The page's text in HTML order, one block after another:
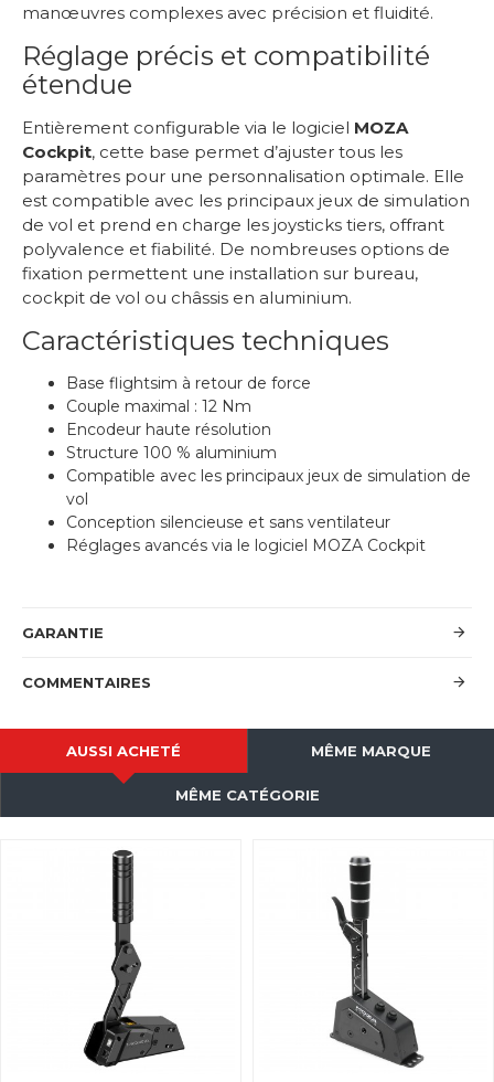
manœuvres complexes avec précision et fluidité.
Réglage précis et compatibilité
étendue
Entièrement configurable via le logiciel MOZA
Cockpit, cette base permet d’ajuster tous les
paramètres pour une personnalisation optimale. Elle
est compatible avec les principaux jeux de simulation
de vol et prend en charge les joysticks tiers, offrant
polyvalence et fiabilité. De nombreuses options de
fixation permettent une installation sur bureau,
cockpit de vol ou châssis en aluminium.
Caractéristiques techniques
Base flightsim à retour de force
Couple maximal : 12 Nm
Encodeur haute résolution
Structure 100 % aluminium
Compatible avec les principaux jeux de simulation de
vol
Conception silencieuse et sans ventilateur
Réglages avancés via le logiciel MOZA Cockpit
GARANTIE
COMMENTAIRES
AUSSI ACHETÉ MÊME MARQUE
MÊME CATÉGORIE